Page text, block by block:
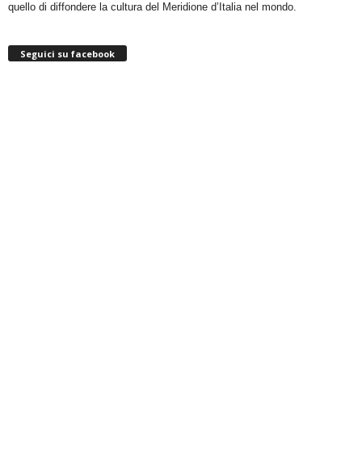
quello di diffondere la cultura del Meridione d’Italia nel mondo.
Seguici su facebook